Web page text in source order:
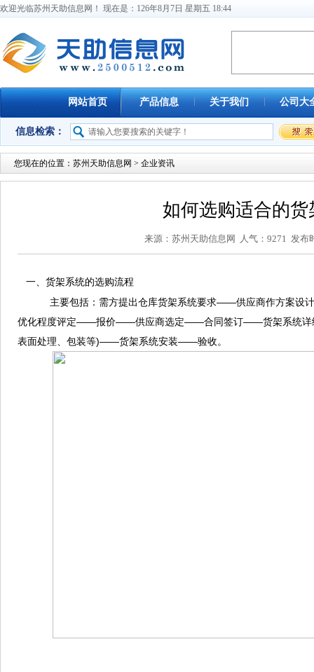
欢迎光临苏州天助信息网！ 现在是： 126年8月 7日 星期五 18:44
网站首页 产品信息 关于我们 公司大
信息检索：
您现在的位置： 苏州天助信息网 > 企业资讯
如何选购适合的货
来源：苏州天助信息网 人气：9271 发布
一、货架系统的选购流程
主要包括：需方提出仓库货架系统要求——供应商作方案设
优化程度评定——报价——供应商选定——合同签订——货架系统详
表面处理、包装等)——货架系统安装——验收。